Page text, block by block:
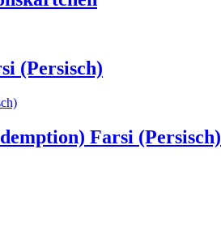
(Persisch)
Farsi (Persisch)